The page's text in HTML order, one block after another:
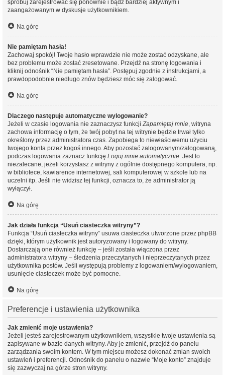
spróbuj zarejestrować się ponownie i bądź bardziej aktywnym i
zaangażowanym w dyskusje użytkownikiem.
Na górę
Nie pamiętam hasła!
Zachowaj spokój! Twoje hasło wprawdzie nie może zostać odzyskane, ale
bez problemu może zostać zresetowane. Przejdź na stronę logowania i
kliknij odnośnik “Nie pamiętam hasła”. Postępuj zgodnie z instrukcjami, a
prawdopodobnie niedługo znów będziesz móc się zalogować.
Na górę
Dlaczego następuje automatyczne wylogowanie?
Jeżeli w czasie logowania nie zaznaczysz funkcjiZapamiętaj mnie, witryna
zachowa informację o tym, że twój pobyt na tej witrynie będzie trwał tylko
określony przez administratora czas. Zapobiega to niewłaściwemu użyciu
twojego konta przez kogoś innego. Aby pozostać zalogowanym/zalogowaną,
podczas logowania zaznacz funkcję Loguj mnie automatycznie. Jest to
niezalecane, jeżeli korzystasz z witryny z ogólnie dostępnego komputera, np.
w bibliotece, kawiarence internetowej, sali komputerowej w szkole lub na
uczelni itp. Jeśli nie widzisz tej funkcji, oznacza to, że administrator ją
wyłączył.
Na górę
Jak działa funkcja “Usuń ciasteczka witryny”?
Funkcja “Usuń ciasteczka witryny” usuwa ciasteczka utworzone przez phpBB
dzięki, którym użytkownik jest autoryzowany i logowany do witryny.
Dostarczają one również funkcję – jeśli została włączona przez
administratora witryny – śledzenia przeczytanych i nieprzeczytanych przez
użytkownika postów. Jeśli występują problemy z logowaniem/wylogowaniem,
usunięcie ciasteczek może być pomocne.
Na górę
Preferencje i ustawienia użytkownika
Jak zmienić moje ustawienia?
Jeżeli jesteś zarejestrowanym użytkownikiem, wszystkie twoje ustawienia są
zapisywane w bazie danych witryny. Aby je zmienić, przejdź do panelu
zarządzania swoim kontem. W tym miejscu możesz dokonać zmian swoich
ustawień i preferencji. Odnośnik do panelu o nazwie “Moje konto” znajduje
się zazwyczaj na górze stron witryny.